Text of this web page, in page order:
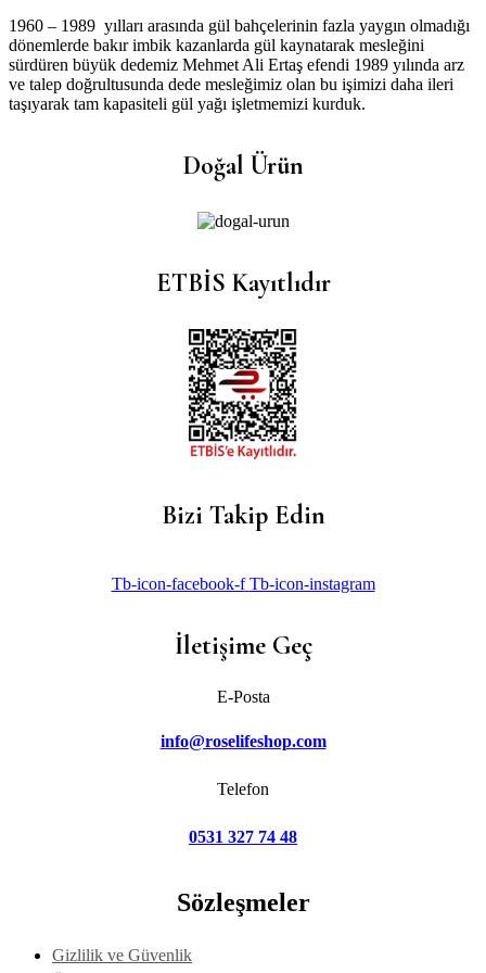
1960 – 1989 yılları arasında gül bahçelerinin fazla yaygın olmadığı
dönemlerde bakır imbik kazanlarda gül kaynatarak mesleğini
sürdüren büyük dedemiz Mehmet Ali Ertaş efendi 1989 yılında arz
ve talep doğrultusunda dede mesleğimiz olan bu işimizi daha ileri
taşıyarak tam kapasiteli gül yağı işletmemizi kurduk.
Doğal Ürün
ETBİS Kayıtlıdır
Bizi Takip Edin
Tb-icon-facebook-f Tb-icon-instagram
İletişime Geç
E-Posta
info@roselifeshop.com
Telefon
0531 327 74 48
Sözleşmeler
Gizlilik ve Güvenlik